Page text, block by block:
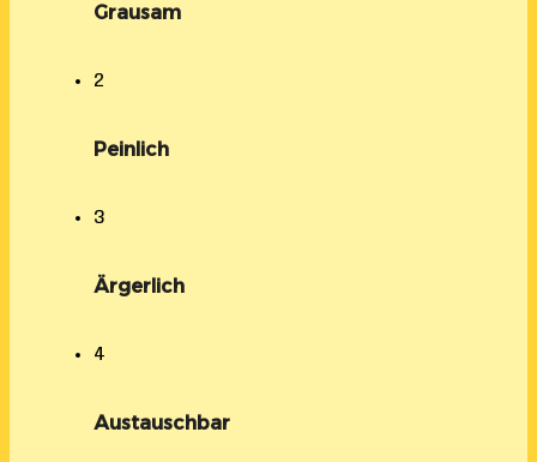
Grausam
2
Peinlich
3
Ärgerlich
4
Austauschbar